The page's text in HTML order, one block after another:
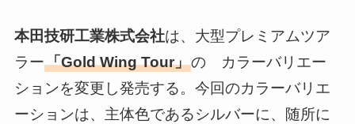
本田技研工業株式会社は、大型プレミアムツア
ラー「Gold Wing Tour」の カラーバリエー
ションを変更し発売する。今回のカラーバリエ
ーションは、主体色であるシルバーに、随所に